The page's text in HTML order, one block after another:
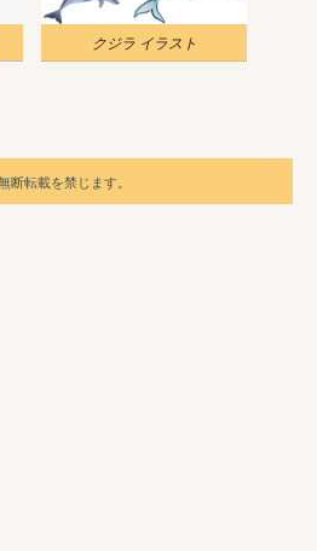
クジラ イラスト
転載を禁じます。